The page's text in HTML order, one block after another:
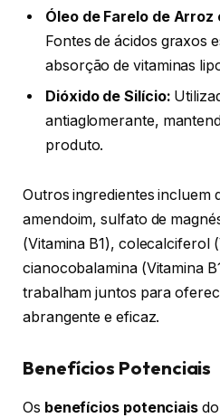
Óleo de Farelo de
Fontes de ácidos graxos
absorção de vitaminas
Dióxido de Silício:
antiaglomerante,
produto.
Outros ingredientes incluem
amendoim, sulfato de
(Vitamina B1), colecalciferol
cianocobalamina (Vitamina
trabalham juntos para
abrangente e eficaz.
Benefícios Potenciais
Os benefícios potenciais